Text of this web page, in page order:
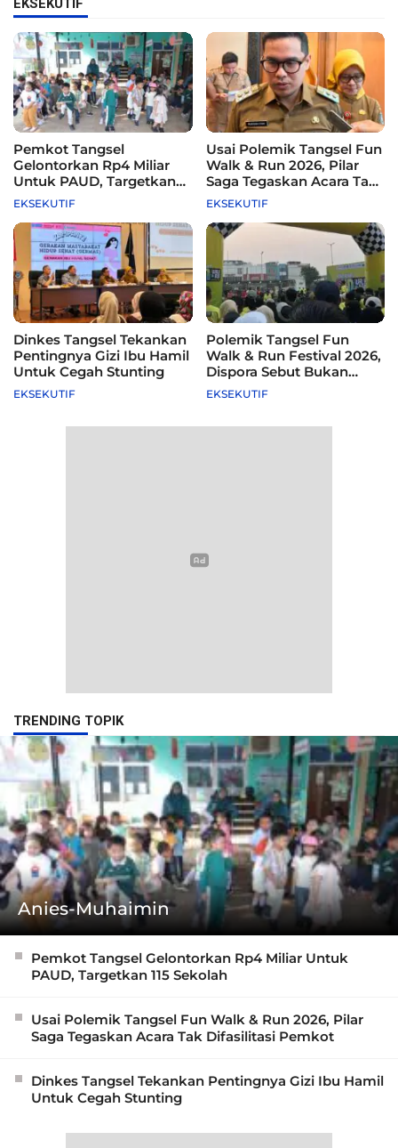
EKSEKUTIF
Pemkot Tangsel
Gelontorkan Rp4 Miliar
Untuk PAUD, Targetkan
115 Sekolah
EKSEKUTIF
Usai Polemik Tangsel Fun
Walk & Run 2026, Pilar
Saga Tegaskan Acara Tak
Difasilitasi Pemkot
EKSEKUTIF
Dinkes Tangsel Tekankan
Pentingnya Gizi Ibu Hamil
Untuk Cegah Stunting
EKSEKUTIF
Polemik Tangsel Fun
Walk & Run Festival 2026,
Dispora Sebut Bukan
Agenda Pemkot
EKSEKUTIF
TRENDING TOPIK
Anies-Muhaimin
Pemkot Tangsel Gelontorkan Rp4 Miliar Untuk
PAUD, Targetkan 115 Sekolah
Usai Polemik Tangsel Fun Walk & Run 2026, Pilar
Saga Tegaskan Acara Tak Difasilitasi Pemkot
Dinkes Tangsel Tekankan Pentingnya Gizi Ibu Hamil
Untuk Cegah Stunting